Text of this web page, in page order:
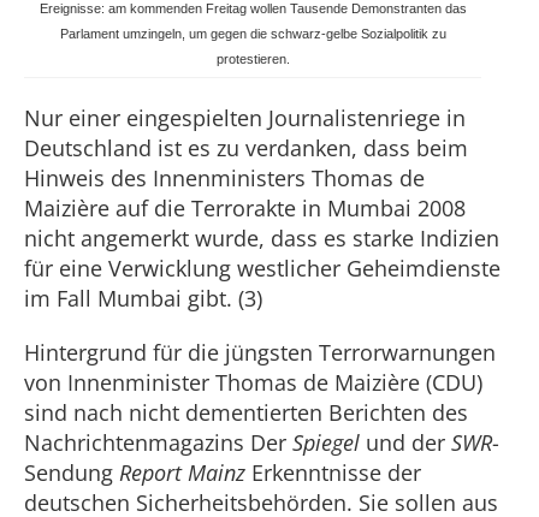
Ereignisse: am kommenden Freitag wollen Tausende Demonstranten das
Parlament umzingeln, um gegen die schwarz-gelbe Sozialpolitik zu
protestieren.
Nur einer eingespielten Journalistenriege in
Deutschland ist es zu verdanken, dass beim
Hinweis des Innenministers Thomas de
Maizière auf die Terrorakte in Mumbai 2008
nicht angemerkt wurde, dass es starke Indizien
für eine Verwicklung westlicher Geheimdienste
im Fall Mumbai gibt. (3)
Hintergrund für die jüngsten Terrorwarnungen
von Innenminister Thomas de Maizière (CDU)
sind nach nicht dementierten Berichten des
Nachrichtenmagazins Der Spiegel und der SWR-
Sendung Report Mainz Erkenntnisse der
deutschen Sicherheitsbehörden. Sie sollen aus